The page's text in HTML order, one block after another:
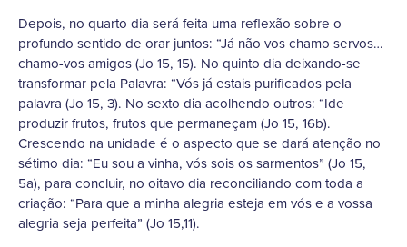
Depois, no quarto dia será feita uma reflexão sobre o
profundo sentido de orar juntos: “Já não vos chamo servos…
chamo-vos amigos (Jo 15, 15). No quinto dia deixando-se
transformar pela Palavra: “Vós já estais purificados pela
palavra (Jo 15, 3). No sexto dia acolhendo outros: “Ide
produzir frutos, frutos que permaneçam (Jo 15, 16b).
Crescendo na unidade é o aspecto que se dará atenção no
sétimo dia: “Eu sou a vinha, vós sois os sarmentos” (Jo 15,
5a), para concluir, no oitavo dia reconciliando com toda a
criação: “Para que a minha alegria esteja em vós e a vossa
alegria seja perfeita” (Jo 15,11).